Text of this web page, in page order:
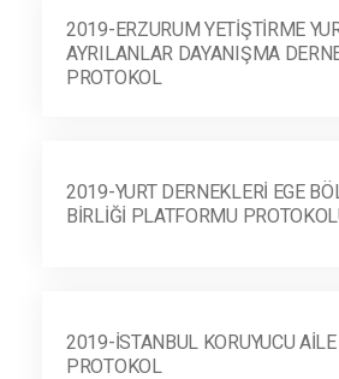
2019-ERZURUM YETIŞTIRME
AYRILANLAR DAYANIŞMA
PROTOKOL
2019-YURT DERNEKLERI EGE
BIRLIĞI PLATFORMU
2019-İSTANBUL KORUYUCU
PROTOKOL